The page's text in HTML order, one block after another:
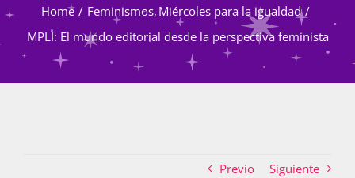
Programas
Atención de la violencia de género
Home Feminismos Miércoles para la igualdad
MPLI: El mundo editorial desde la perspectiva feminista
Previo Siguiente